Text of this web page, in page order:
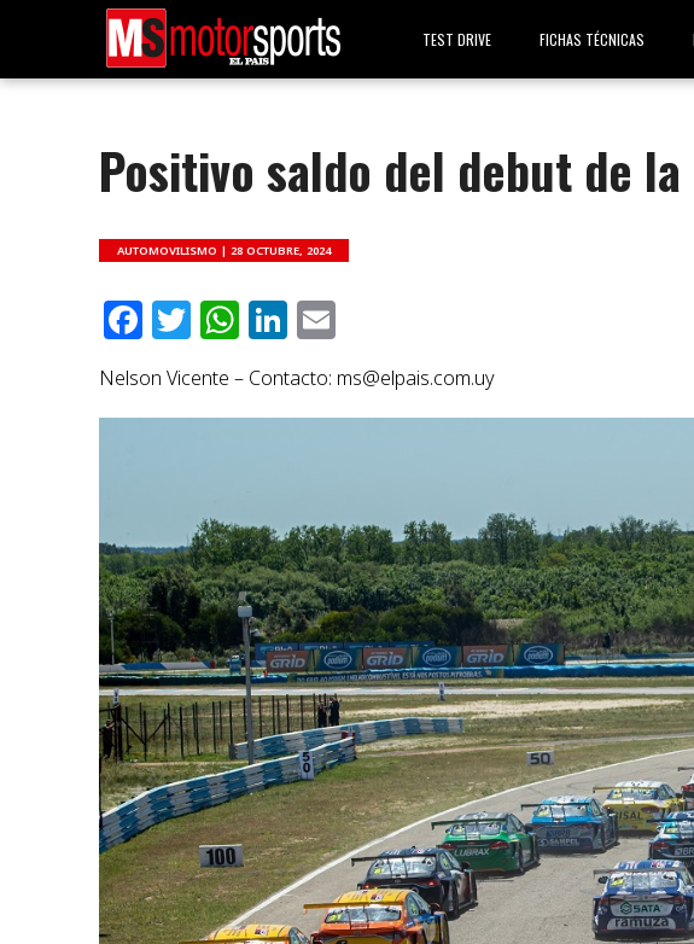
TEST DRIVE FICHAS TÉCNICAS
Positivo saldo del debut de
AUTOMOVILISMO |28 OCTUBRE, 2024
Facebook
Twitter
WhatsApp
LinkedIn
Nelson Vicente – Contacto: ms@elpais.com.uy